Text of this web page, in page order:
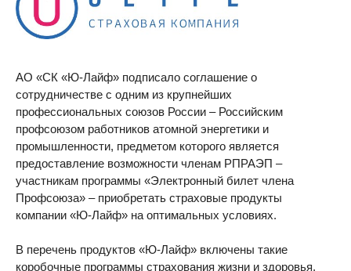
АО «СК «Ю-Лайф» подписало соглашение о
сотрудничестве с одним из крупнейших
профессиональных союзов России – Российским
профсоюзом работников атомной энергетики и
промышленности, предметом которого является
предоставление возможности членам РПРАЭП –
участникам программы «Электронный билет члена
Профсоюза» – приобретать страховые продукты
компании «Ю-Лайф» на оптимальных условиях.
В перечень продуктов «Ю-Лайф» включены такие
коробочные программы страхования жизни и здоровья,